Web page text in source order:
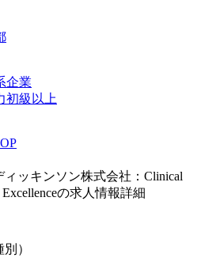
企業
初級以上
ィッキンソン株式会社：Clinical
Excellenceの求人情報詳細
）